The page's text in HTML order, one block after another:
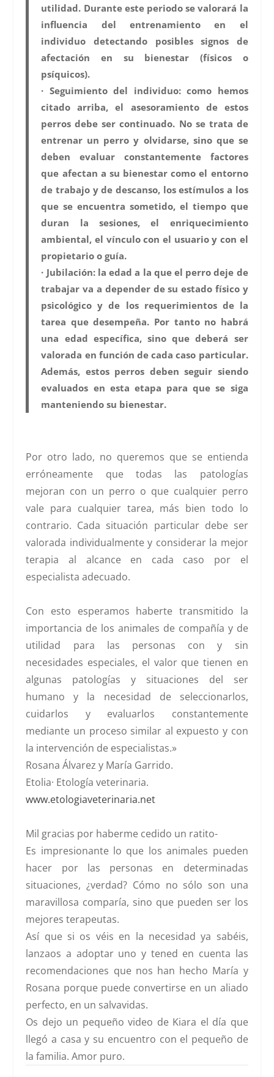
utilidad. Durante este periodo se valorará la
influencia del entrenamiento en el
individuo detectando posibles signos de
afectación en su bienestar (físicos o
psíquicos).
· Seguimiento del individuo: como hemos
citado arriba, el asesoramiento de estos
perros debe ser continuado. No se trata de
entrenar un perro y olvidarse, sino que se
deben evaluar constantemente factores
que afectan a su bienestar como el entorno
de trabajo y de descanso, los estímulos a los
que se encuentra sometido, el tiempo que
duran la sesiones, el enriquecimiento
ambiental, el vínculo con el usuario y con el
propietario o guía.
· Jubilación: la edad a la que el perro deje de
trabajar va a depender de su estado físico y
psicológico y de los requerimientos de la
tarea que desempeña. Por tanto no habrá
una edad específica, sino que deberá ser
valorada en función de cada caso particular.
Además, estos perros deben seguir siendo
evaluados en esta etapa para que se siga
manteniendo su bienestar.
Por otro lado, no queremos que se entienda
erróneamente que todas las patologías
mejoran con un perro o que cualquier perro
vale para cualquier tarea, más bien todo lo
contrario. Cada situación particular debe ser
valorada individualmente y considerar la mejor
terapia al alcance en cada caso por el
especialista adecuado.
Con esto esperamos haberte transmitido la
importancia de los animales de compañía y de
utilidad para las personas con y sin
necesidades especiales, el valor que tienen en
algunas patologías y situaciones del ser
humano y la necesidad de seleccionarlos,
cuidarlos y evaluarlos constantemente
mediante un proceso similar al expuesto y con
la intervención de especialistas.»
Rosana Álvarez y María Garrido.
Etolia· Etología veterinaria.
www.etologiaveterinaria.net
Mil gracias por haberme cedido un ratito-
Es impresionante lo que los animales pueden
hacer por las personas en determinadas
situaciones, ¿verdad? Cómo no sólo son una
maravillosa comparía, sino que pueden ser los
mejores terapeutas.
Así que si os véis en la necesidad ya sabéis,
lanzaos a adoptar uno y tened en cuenta las
recomendaciones que nos han hecho María y
Rosana porque puede convertirse en un aliado
perfecto, en un salvavidas.
Os dejo un pequeño video de Kiara el día que
llegó a casa y su encuentro con el pequeño de
la familia. Amor puro.